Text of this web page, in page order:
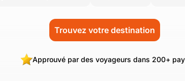
Trouvez votre destination
Approuvé par des voyageurs dans 200+